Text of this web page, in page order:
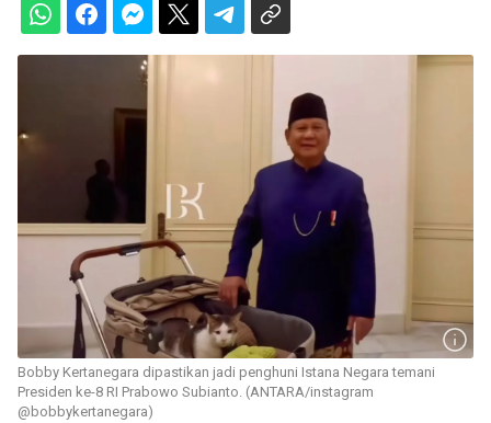
Bobby Kertanegara dipastikan jadi penghuni Istana Negara temani
Presiden ke-8 RI Prabowo Subianto. (ANTARA/instagram
@bobbykertanegara)